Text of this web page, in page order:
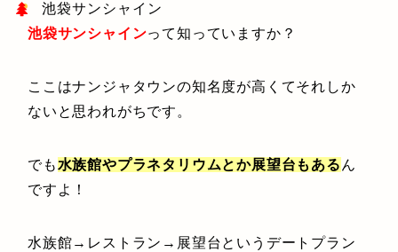
池袋サンシャイン
池袋サンシャインって知っていますか？
ここはナンジャタウンの知名度が高くてそれしか
ないと思われがちです。
でも水族館やプラネタリウムとか展望台もあるん
ですよ！
水族館→レストラン→展望台というデートプラン